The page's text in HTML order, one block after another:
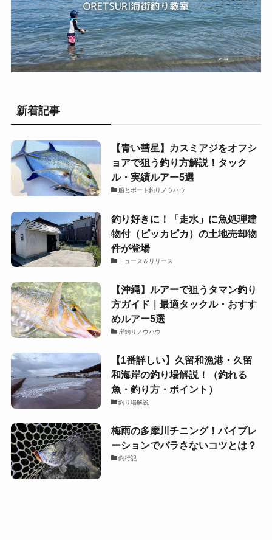
新着記事
【青い彗星】カスミアジをオフシ
ョアで狙う釣り方解説！タック
ル・実績ルアー5選
船とボート釣りノウハウ
釣り好きに！「走水」に魚処理建
物付（ピッカピカ）の土地売却物
件が登場
ニュース＆リリース
【沖縄】ルアーで狙うタマン釣り
方ガイド｜最適タックル・おすす
めルアー5選
岸釣りノウハウ
【1番詳しい】久留和漁港・久留
和海岸の釣り場解説！（釣れる
魚・釣り方・ポイント）
釣り場解説
梅雨の多摩川チニング！バイブレ
ーションでバラさないコツとは？
釣行記